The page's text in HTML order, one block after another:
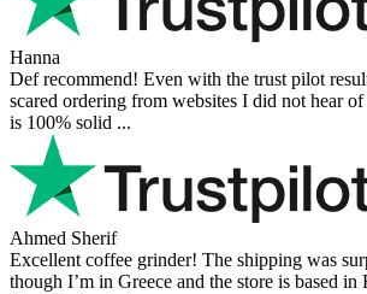
Hanna
Def recommend! Even with the trust pilot
scared ordering from websites I did not hear
is 100% solid ...
Ahmed Sherif
Excellent coffee grinder! The shipping was
though I’m in Greece and the store is based in